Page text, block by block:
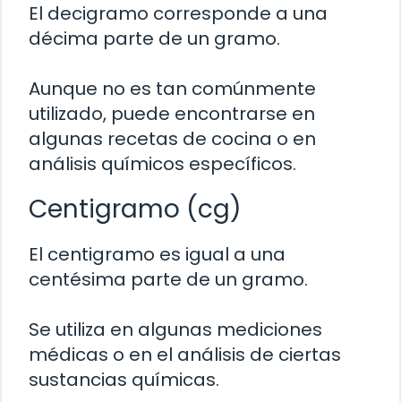
El decigramo corresponde a una
décima parte de un gramo.
Aunque no es tan comúnmente
utilizado, puede encontrarse en
algunas recetas de cocina o en
análisis químicos específicos.
Centigramo (cg)
El centigramo es igual a una
centésima parte de un gramo.
Se utiliza en algunas mediciones
médicas o en el análisis de ciertas
sustancias químicas.